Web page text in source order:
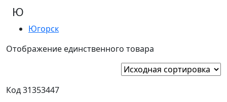
Ю
Югорск
Отображение единственного товара
Код 31353447